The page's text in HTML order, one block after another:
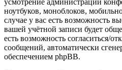
усмотрение администрации
ноутбуков, моноблоков,
случае у вас есть возможность
вашей учётной записи будет
есть возможность согласиться/
сообщений, автоматически
обеспечением phpBB.